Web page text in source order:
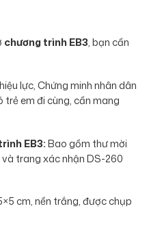
chương trình EB3, bạn cần
lực, Chứng minh nhân dân
trẻ em đi cùng, cần mang
EB3:Bao gồm thư mời
trang xác nhận DS-260
cm, nền trắng, được chụp